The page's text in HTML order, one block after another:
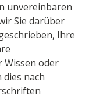
unvereinbaren
Sie darüber
Ihre
Wissen oder
nach